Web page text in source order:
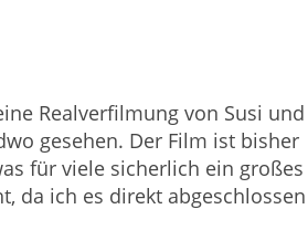
Realverfilmung von Susi und
gesehen. Der Film ist bisher
für viele sicherlich ein großes
da ich es direkt abgeschlossen